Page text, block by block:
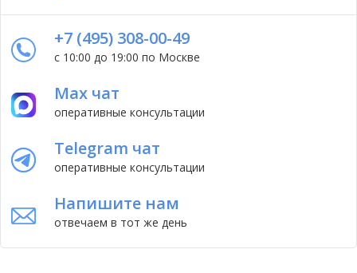
+7 (495) 308-00-49
с 10:00 до 19:00 по Москве
Max чат
оперативные консультации
Telegram чат
оперативные консультации
Напишите нам
отвечаем в тот же день